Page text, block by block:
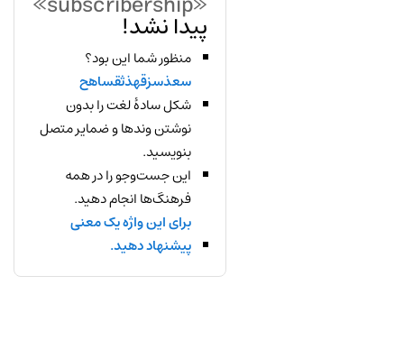
پیدا نشد!
منظور شما این بود؟
سعذسزقهذثقساهح
شکل سادهٔ لغت را بدون
نوشتن وندها و ضمایر متصل
بنویسید.
این جست‌وجو را در همه
فرهنگ‌ها انجام دهید.
برای این واژه یک معنی
پیشنهاد دهید.